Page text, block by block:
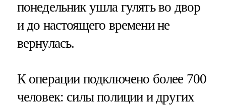
понедельник ушла гулять во двор
и до настоящего времени не
вернулась.
К операции подключено более 700
человек: силы полиции и других